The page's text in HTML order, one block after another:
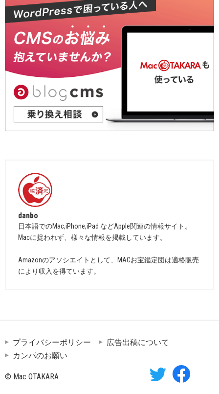
danbo
日本語でのMac,iPhone,iPad などApple関連の情報サイト。
Macに捉われず、様々な情報を掲載しています。
Amazonのアソシエイトとして、MACお宝鑑定団は適格販売
により収入を得ています。
プライバシーポリシー
広告出稿について
カンパのお願い
© Mac OTAKARA